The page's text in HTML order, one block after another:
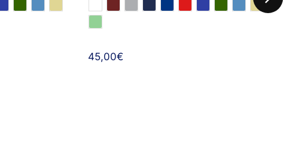
45,00€